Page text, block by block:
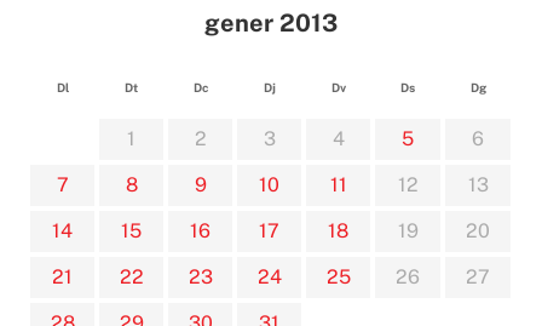
gener 2013
Dl Dt Dc Dj Dv Ds Dg
1 2 3 4 5
6
7
8 9 10 11 12
13
14
15 16 17 18 19
20
21
22 23 24 25 26
27